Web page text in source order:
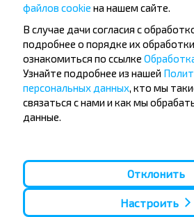
Популярные
направления
Орша - Могилёв
Минск - Несвиж
Минск - Могилёв
Минск - Пинск
Минск - Брест
Минск -
Гомель
Брест -
Брест -
Полоцк - Рига
Минск - Вильнюс
Москва
Брест -
Брест -
файлов cookie на нашем сайте.
В случае дачи согласия с
подробнее о порядке их
ознакомиться по ссылке
Узнайте подробнее из нашей
персональных данных , кто мы
связаться с нами и как мы
данные.
Отклонить
Настроить